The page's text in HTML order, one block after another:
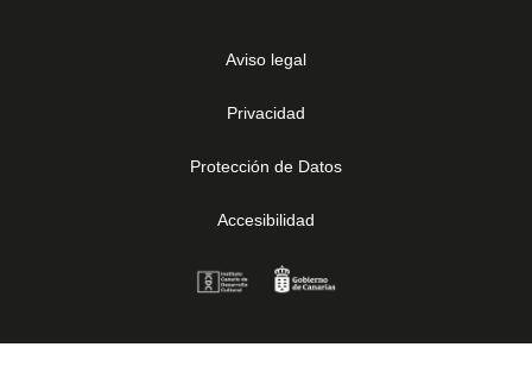
Aviso legal
Privacidad
Protección de Datos
Accesibilidad